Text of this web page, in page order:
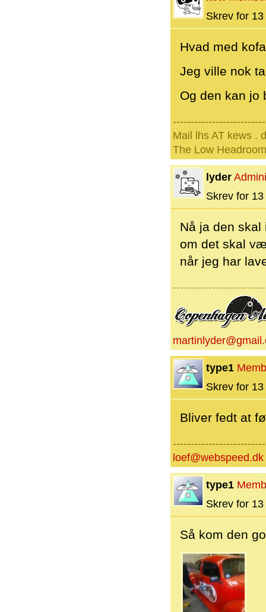
Skrev for
Hvad med
Jeg ville nok
Og den kan jo
Mail lhs AT kews .
The Low
lyder
Skrev for
Nå ja den
om det skal
når jeg har
type1
Skrev for
Bliver fedt at
loef@webspeed.dk
type1
Skrev for
Så kom den